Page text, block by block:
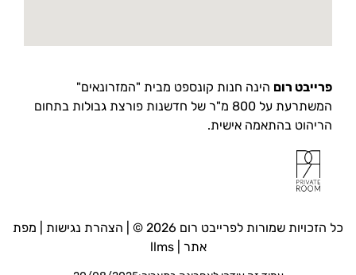
פרייבט רום הינה חנות קונספט מבית "המזרונאים"
המשתרעת על 800 מ"ר של חדשנות פורצת גבולות בתחום
הריהוט בהתאמה אישית.
כל הזכויות שמורות לפרייבט רום 2026 © | הצהרת נגישות
מפת
אתר |
llms